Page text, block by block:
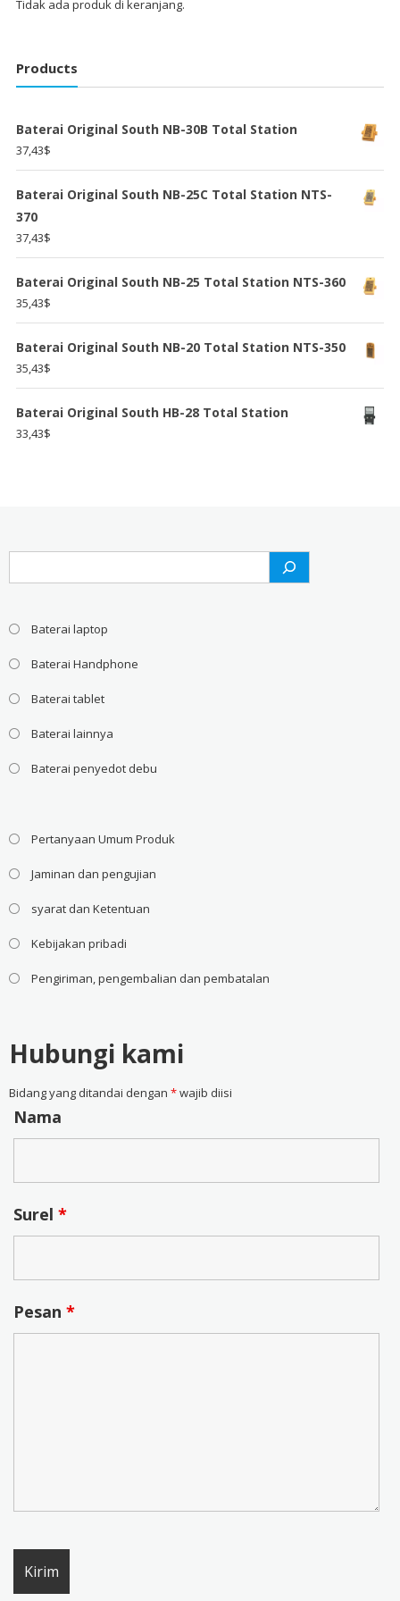
Tidak ada produk di keranjang.
Products
Baterai Original South NB-30B Total Station
37,43$
Baterai Original South NB-25C Total Station NTS-
370
37,43$
Baterai Original South NB-25 Total Station NTS-360
35,43$
Baterai Original South NB-20 Total Station NTS-350
35,43$
Baterai Original South HB-28 Total Station
33,43$
Baterai laptop
Baterai Handphone
Baterai tablet
Baterai lainnya
Baterai penyedot debu
Pertanyaan Umum Produk
Jaminan dan pengujian
syarat dan Ketentuan
Kebijakan pribadi
Pengiriman, pengembalian dan pembatalan
Hubungi kami
Bidang yang ditandai dengan *wajib diisi
Nama
Surel *
Pesan *